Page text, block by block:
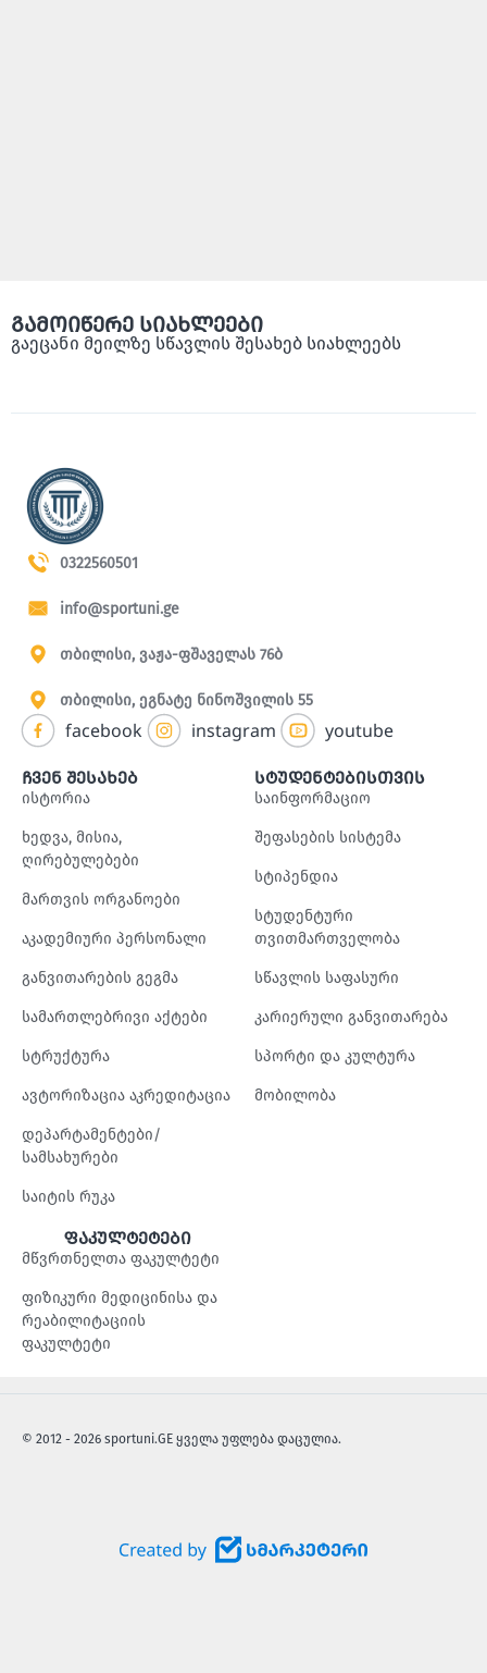
გამოიწერე სიახლეები
გაეცანი მეილზე სწავლის შესახებ სიახლეებს
0322560501
info@sportuni.ge
თბილისი, ვაჟა-ფშაველას 76ბ
თბილისი, ეგნატე ნინოშვილის 55
facebook instagram youtube
ჩვენ შესახებ
ისტორია
ხედვა, მისია,
ღირებულებები
მართვის ორგანოები
აკადემიური პერსონალი
განვითარების გეგმა
სამართლებრივი აქტები
სტრუქტურა
ავტორიზაცია აკრედიტაცია
დეპარტამენტები/
სამსახურები
საიტის რუკა
სტუდენტებისთვის
საინფორმაციო
შეფასების სისტემა
სტიპენდია
სტუდენტური
თვითმართველობა
სწავლის საფასური
კარიერული განვითარება
სპორტი და კულტურა
მობილობა
ფაკულტეტები
მწვრთნელთა ფაკულტეტი
ფიზიკური მედიცინისა და
რეაბილიტაციის
ფაკულტეტი
© 2012 - 2026 sportuni.GE ყველა უფლება დაცულია.